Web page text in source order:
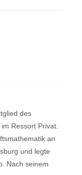
des
im Ressort Privat.
an
und legte
Nach seinem